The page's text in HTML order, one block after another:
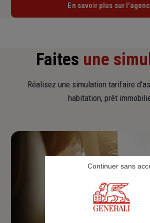
En savoir plus sur
Faites une
Réalisez une simulation tarifaire
habitation, prêt
Continuer sans